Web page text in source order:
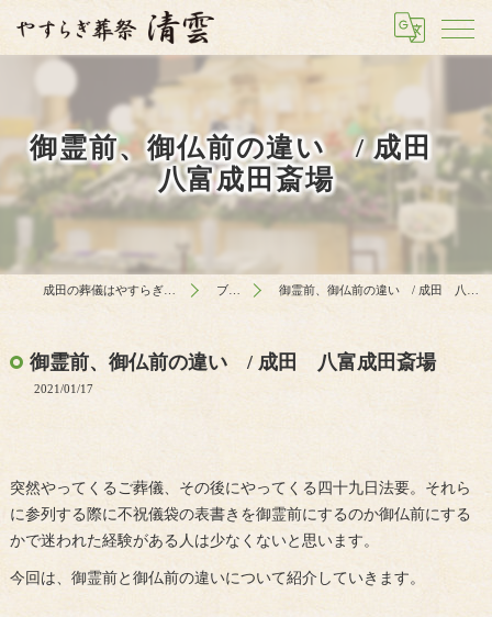
御霊前、御仏前の違い / 成田
八富成田斎場
成田の葬儀はやすらぎ葬祭 清雲 ブログ 御霊前、御仏前の違い / 成田 八富成田斎場
御霊前、御仏前の違い / 成田 八富成田斎場
2021/01/17
突然やってくるご葬儀、その後にやってくる四十九日法要。それら
に参列する際に不祝儀袋の表書きを御霊前にするのか御仏前にする
かで迷われた経験がある人は少なくないと思います。
今回は、御霊前と御仏前の違いについて紹介していきます。